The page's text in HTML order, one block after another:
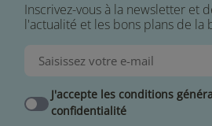
Un e-liquide se conserve
lumière, au sec et à
Après chaque ouverture,
Si vous venez de changer de
impératif de bien l’amorcer
Inscrivez-vous à la newsletter et
l'actualité et les bons plans de la
J'accepte les conditions
confidentialité